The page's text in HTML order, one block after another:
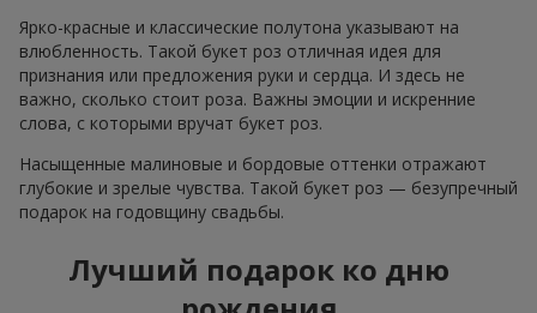
Ярко-красные и классические полутона указывают на
влюбленность. Такой букет роз отличная идея для
признания или предложения руки и сердца. И здесь не
важно, сколько стоит роза. Важны эмоции и искренние
слова, с которыми вручат букет роз.
Насыщенные малиновые и бордовые оттенки отражают
глубокие и зрелые чувства. Такой букет роз — безупречный
подарок на годовщину свадьбы.
Лучший подарок ко дню